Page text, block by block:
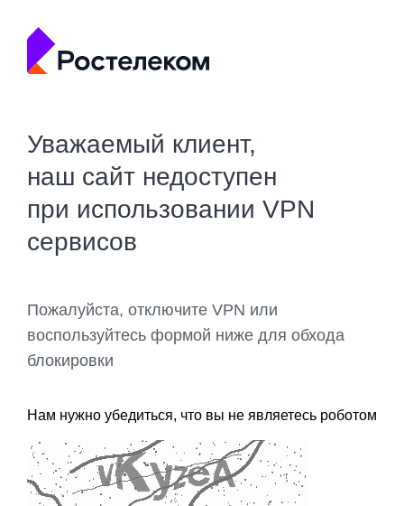
Уважаемый клиент,
наш сайт недоступен
при использовании VPN
сервисов
Пожалуйста, отключите VPN или
воспользуйтесь формой ниже для обхода
блокировки
Нам нужно убедиться, что вы не являетесь роботом